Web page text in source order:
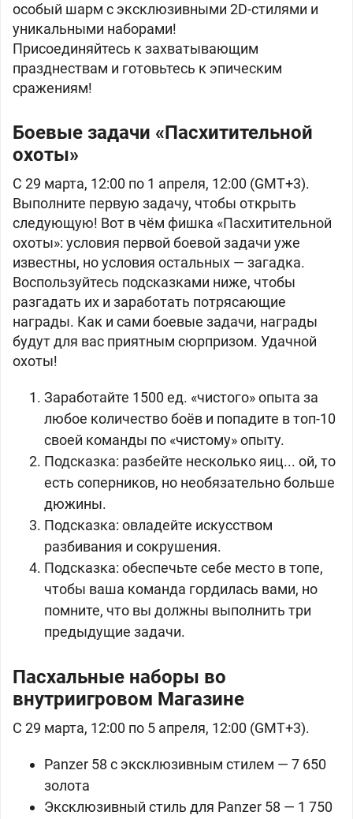
особый шарм с эксклюзивными 2D-стилями и
уникальными наборами!
Присоединяйтесь к захватывающим
празднествам и готовьтесь к эпическим
сражениям!
Боевые задачи «Пасхитительной
охоты»
С 29 марта, 12:00 по 1 апреля, 12:00 (GMT+3).
Выполните первую задачу, чтобы открыть
следующую! Вот в чём фишка «Пасхитительной
охоты»: условия первой боевой задачи уже
известны, но условия остальных — загадка.
Воспользуйтесь подсказками ниже, чтобы
разгадать их и заработать потрясающие
награды. Как и сами боевые задачи, награды
будут для вас приятным сюрпризом. Удачной
охоты!
Заработайте 1500 ед. «чистого» опыта за
любое количество боёв и попадите в топ-10
своей команды по «чистому» опыту.
Подсказка: разбейте несколько яиц... ой, то
есть соперников, но необязательно больше
дюжины.
Подсказка: овладейте искусством
разбивания и сокрушения.
Подсказка: обеспечьте себе место в топе,
чтобы ваша команда гордилась вами, но
помните, что вы должны выполнить три
предыдущие задачи.
Пасхальные наборы во
внутриигровом Магазине
С 29 марта, 12:00 по 5 апреля, 12:00 (GMT+3).
Panzer 58 с эксклюзивным стилем — 7 650
золота
Эксклюзивный стиль для Panzer 58 — 1 750